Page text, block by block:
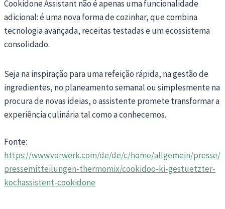
Cookidone Assistant não é apenas uma funcionalidade
adicional: é uma nova forma de cozinhar, que combina
tecnologia avançada, receitas testadas e um ecossistema
consolidado.
Seja na inspiração para uma refeição rápida, na gestão de
ingredientes, no planeamento semanal ou simplesmente na
procura de novas ideias, o assistente promete transformar a
experiência culinária tal como a conhecemos.
Fonte:
https://www.vorwerk.com/de/de/c/home/allgemein/presse/
pressemitteilungen-thermomix/cookidoo-ki-gestuetzter-
kochassistent-cookidone